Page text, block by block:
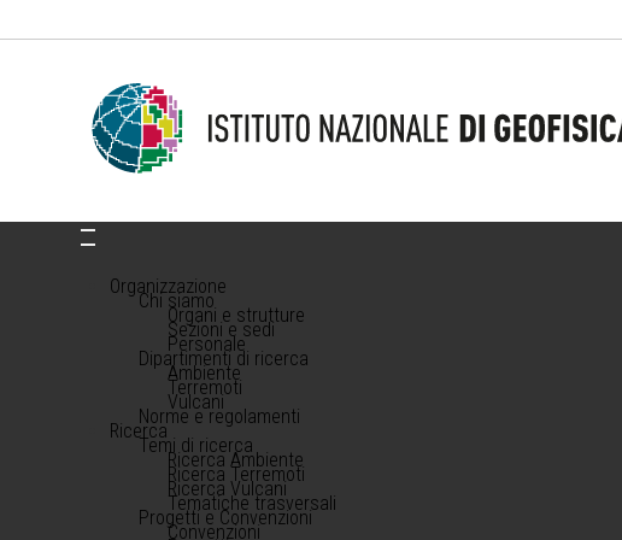
Organizzazione
Chi siamo
Organi e strutture
Sezioni e sedi
Personale
Dipartimenti di ricerca
Ambiente
Terremoti
Vulcani
Norme e regolamenti
Ricerca
Temi di ricerca
Ricerca Ambiente
Ricerca Terremoti
Ricerca Vulcani
Tematiche trasversali
Progetti e Convenzioni
Convenzioni